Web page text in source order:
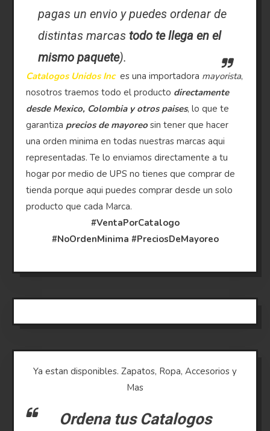
pagas un envio y puedes ordenar de
distintas marcas todo te llega en el
mismo paquete).
Catalogos Unidos Inc es una importadora mayorista,
nosotros traemos todo el producto directamente
desde Mexico, Colombia y otros paises, lo que te
garantiza precios de mayoreo sin tener que hacer
una orden minima en todas nuestras marcas aqui
representadas. Te lo enviamos directamente a tu
hogar por medio de UPS no tienes que comprar de
tienda porque aqui puedes comprar desde un solo
producto que cada Marca.
#VentaPorCatalogo
#NoOrdenMinima #PreciosDeMayoreo
Ya estan disponibles. Zapatos, Ropa, Accesorios y
Mas
Ordena tus Catalogos